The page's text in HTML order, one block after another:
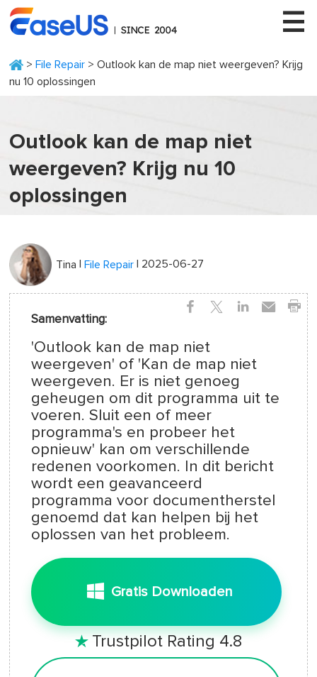
> File Repair > Outlook kan de map niet weergeven? Krijg
nu 10 oplossingen
Outlook kan de map niet
weergeven? Krijg nu 10
oplossingen
Tina |File Repair | 2025-06-27
Samenvatting:
'Outlook kan de map niet
weergeven' of 'Kan de map niet
weergeven. Er is niet genoeg
geheugen om dit programma uit te
voeren. Sluit een of meer
programma's en probeer het
opnieuw' kan om verschillende
redenen voorkomen. In dit bericht
wordt een geavanceerd
programma voor documentherstel
genoemd dat kan helpen bij het
oplossen van het probleem.
Gratis Downloaden
 Trustpilot Rating 4.8